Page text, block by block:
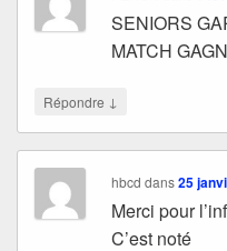
SENIORS
MATCH
Répondre ↓
hbcd dans25
Merci pour
C’est noté